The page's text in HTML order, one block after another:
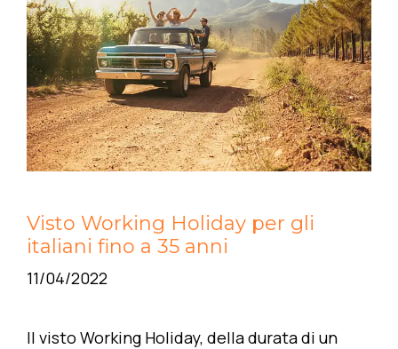
Visto Working Holiday per gli
italiani fino a 35 anni
11/04/2022
Il visto Working Holiday, della durata di un